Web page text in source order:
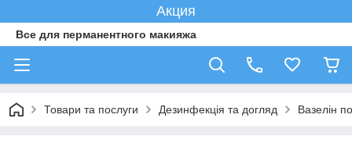
Акция
Все для перманентного макияжа
Товари та послуги Дезинфекція та догляд Вазелін